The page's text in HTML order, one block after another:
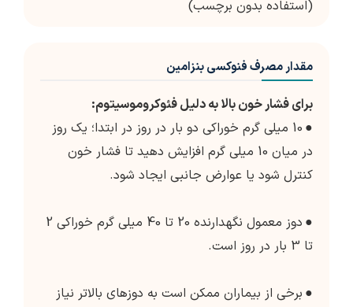
(استفاده بدون برچسب)
مقدار مصرف فنوکسی بنزامین
برای فشار خون بالا به دلیل فئوکروموسیتوم:
●
10 میلی گرم خوراکی دو بار در روز در ابتدا؛ یک روز
در میان 10 میلی گرم افزایش دهید تا فشار خون
کنترل شود یا عوارض جانبی ایجاد شود.
●
دوز معمول نگهدارنده 20 تا 40 میلی گرم خوراکی 2
تا 3 بار در روز است.
● برخی از بیماران ممکن است به دوزهای بالاتر نیاز